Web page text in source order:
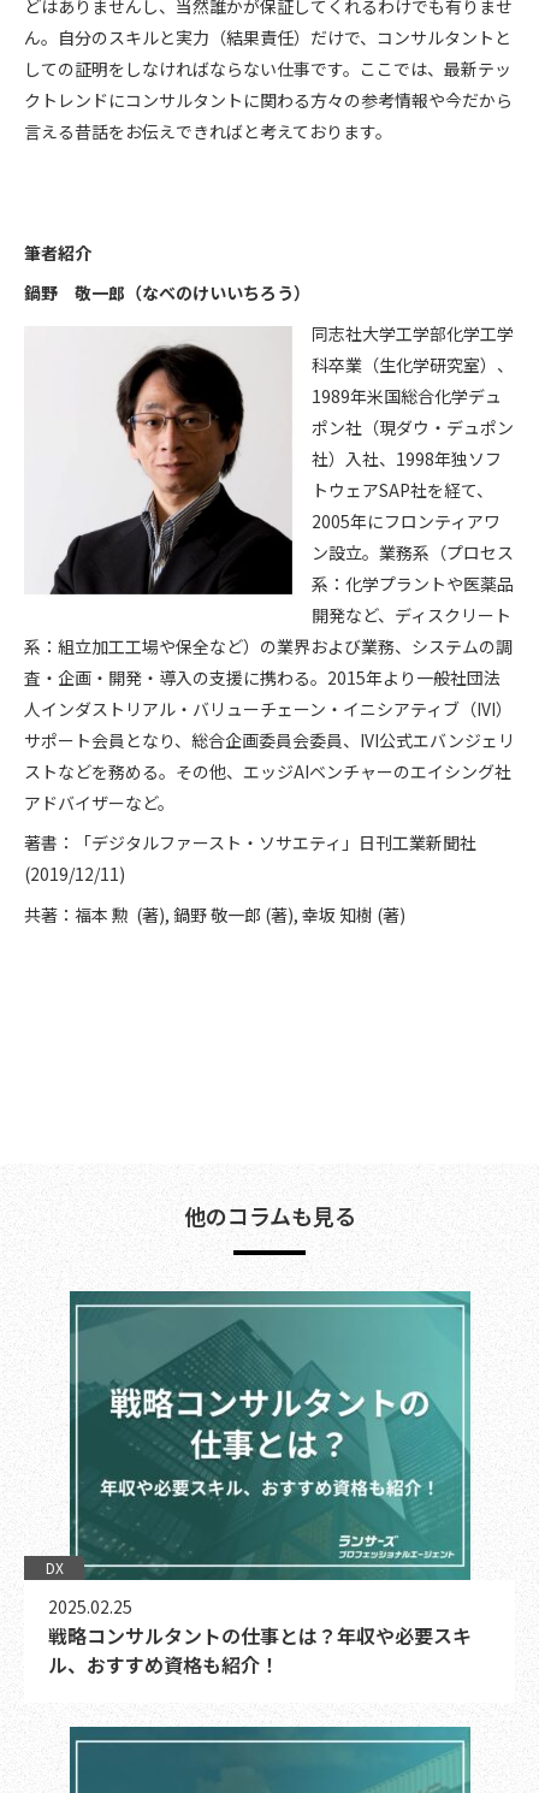
どはありませんし、当然誰かが保証してくれるわけでも有りませ
ん。自分のスキルと実力（結果責任）だけで、コンサルタントと
しての証明をしなければならない仕事です。ここでは、最新テッ
クトレンドにコンサルタントに関わる方々の参考情報や今だから
言える昔話をお伝えできればと考えております。
筆者紹介
鍋野 敬一郎（なべのけいいちろう）
同志社大学工学部化学工学
科卒業（生化学研究室）、
1989年米国総合化学デュ
ポン社（現ダウ・デュポン
社）入社、1998年独ソフ
トウェアSAP社を経て、
2005年にフロンティアワ
ン設立。業務系（プロセス
系：化学プラントや医薬品
開発など、ディスクリート
系：組立加工工場や保全など）の業界および業務、システムの調
査・企画・開発・導入の支援に携わる。2015年より一般社団法
人インダストリアル・バリューチェーン・イニシアティブ（IVI）
サポート会員となり、総合企画委員会委員、IVI公式エバンジェリ
ストなどを務める。その他、エッジAIベンチャーのエイシング社
アドバイザーなど。
著書：「デジタルファースト・ソサエティ」日刊工業新聞社
(2019/12/11)
共著：福本 勲 (著), 鍋野 敬一郎 (著), 幸坂 知樹 (著)
他のコラムも見る
DX
2025.02.25
戦略コンサルタントの仕事とは？年収や必要スキ
ル、おすすめ資格も紹介！